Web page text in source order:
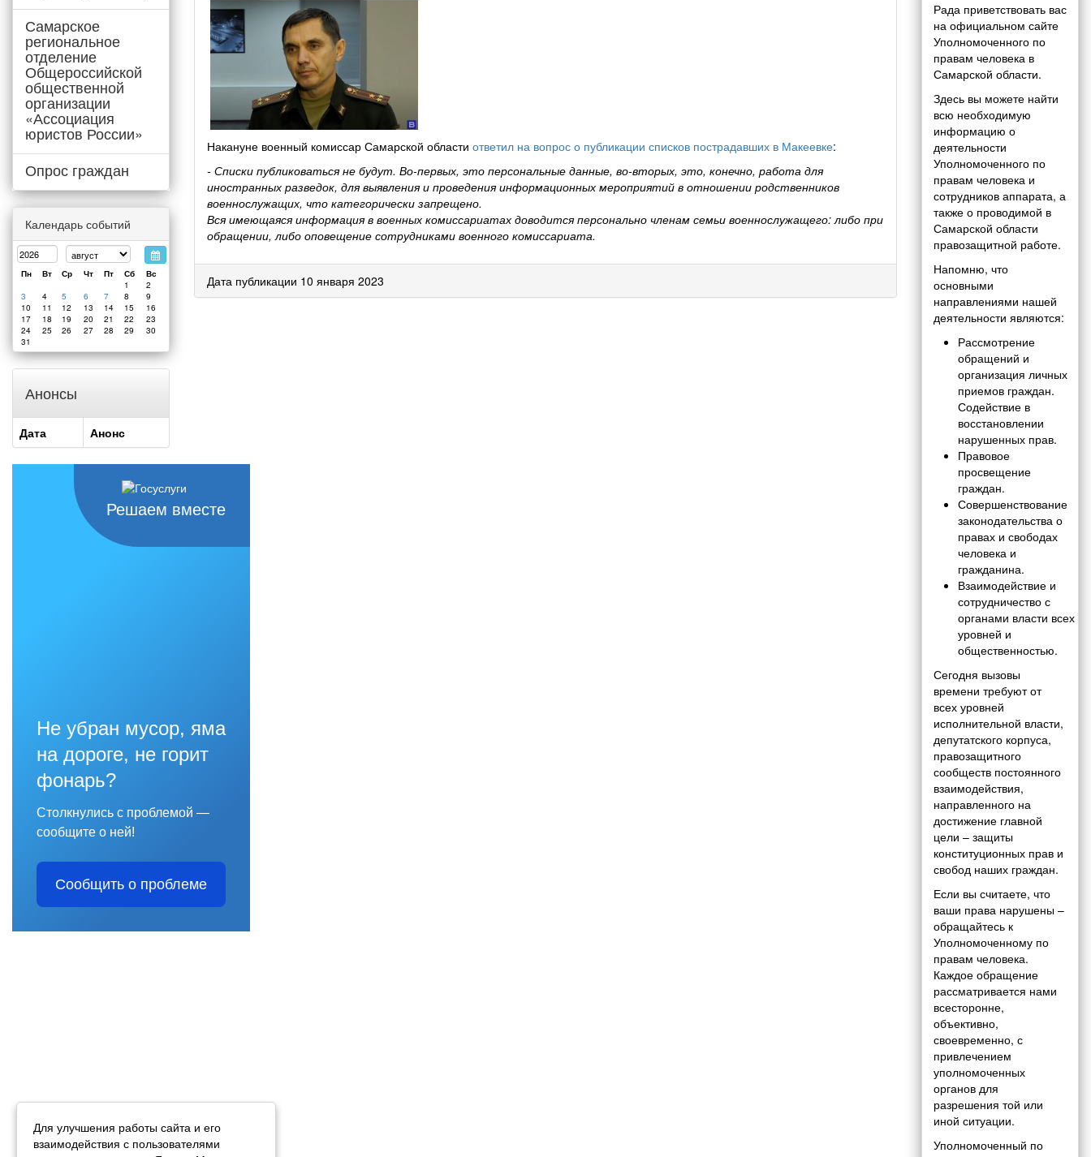
Самарское
региональное
отделение
Общероссийской
общественной
организации
«Ассоциация
юристов России»
Опрос граждан
Календарь событий
Пн Вт Ср Чт Пт Сб
Вс
1
2
3
4 5 6 7 8
9
10
11 12 13 14 15
16
17
18 19 20 21 22
23
24
25 26 27 28 29
30
31
Анонсы
Дата Анонс
Решаем вместе
Не убран мусор, яма
на дороге, не горит
фонарь?
Столкнулись с проблемой —
сообщите о ней!
Сообщить о проблеме
Накануне военный комиссар Самарской области ответил на вопрос о публикации списков пострадавших в Макеевке:
- Списки публиковаться не будут. Во-первых, это персональные данные, во-вторых, это, конечно, работа для
иностранных разведок, для выявления и проведения информационных мероприятий в отношении родственников
военнослужащих, что категорически запрещено.
Вся имеющаяся информация в военных комиссариатах доводится персонально членам семьи военнослужащего: либо при
обращении, либо оповещение сотрудниками военного комиссариата.
Дата публикации 10 января 2023
Рада приветствовать вас
на официальном сайте
Уполномоченного по
правам человека в
Самарской области.
Здесь вы можете найти
всю необходимую
информацию о
деятельности
Уполномоченного по
правам человека и
сотрудников аппарата, а
также о проводимой в
Самарской области
правозащитной работе.
Напомню, что
основными
направлениями нашей
деятельности являются:
Рассмотрение
обращений и
организация личных
приемов граждан.
Содействие в
восстановлении
нарушенных прав.
Правовое
просвещение
граждан.
Совершенствование
законодательства о
правах и свободах
человека и
гражданина.
Взаимодействие и
сотрудничество с
органами власти всех
уровней и
общественностью.
Сегодня вызовы
времени требуют от
всех уровней
исполнительной власти,
депутатского корпуса,
правозащитного
сообществ постоянного
взаимодействия,
направленного на
достижение главной
цели – защиты
конституционных прав и
свобод наших граждан.
Если вы считаете, что
ваши права нарушены –
обращайтесь к
Уполномоченному по
правам человека.
Каждое обращение
рассматривается нами
всесторонне,
объективно,
своевременно, с
привлечением
уполномоченных
органов для
разрешения той или
иной ситуации.
Уполномоченный по
Для улучшения работы сайта и его
взаимодействия с пользователями